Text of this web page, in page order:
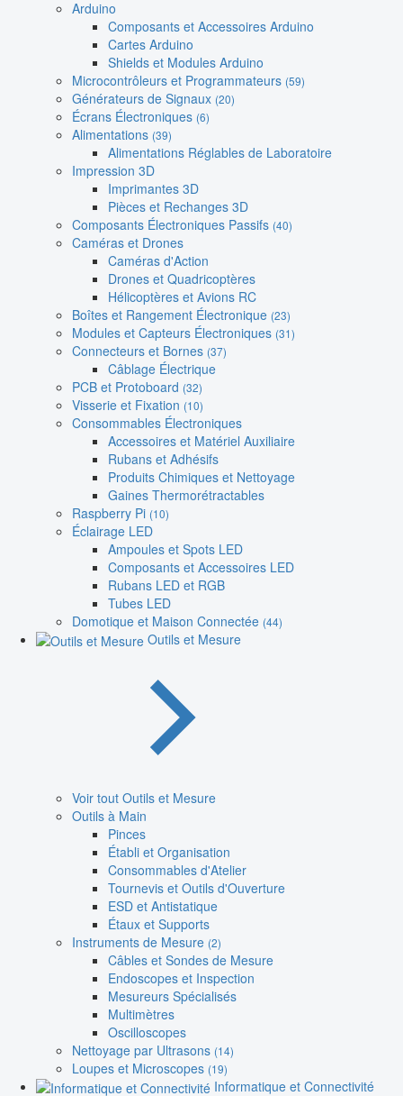
Arduino
Composants et Accessoires Arduino
Cartes Arduino
Shields et Modules Arduino
Microcontrôleurs et Programmateurs (59)
Générateurs de Signaux (20)
Écrans Électroniques (6)
Alimentations (39)
Alimentations Réglables de Laboratoire
Impression 3D
Imprimantes 3D
Pièces et Rechanges 3D
Composants Électroniques Passifs (40)
Caméras et Drones
Caméras d'Action
Drones et Quadricoptères
Hélicoptères et Avions RC
Boîtes et Rangement Électronique (23)
Modules et Capteurs Électroniques (31)
Connecteurs et Bornes (37)
Câblage Électrique
PCB et Protoboard (32)
Visserie et Fixation (10)
Consommables Électroniques
Accessoires et Matériel Auxiliaire
Rubans et Adhésifs
Produits Chimiques et Nettoyage
Gaines Thermorétractables
Raspberry Pi (10)
Éclairage LED
Ampoules et Spots LED
Composants et Accessoires LED
Rubans LED et RGB
Tubes LED
Domotique et Maison Connectée (44)
Outils et Mesure
Voir tout Outils et Mesure
Outils à Main
Pinces
Établi et Organisation
Consommables d'Atelier
Tournevis et Outils d'Ouverture
ESD et Antistatique
Étaux et Supports
Instruments de Mesure (2)
Câbles et Sondes de Mesure
Endoscopes et Inspection
Mesureurs Spécialisés
Multimètres
Oscilloscopes
Nettoyage par Ultrasons (14)
Loupes et Microscopes (19)
Informatique et Connectivité